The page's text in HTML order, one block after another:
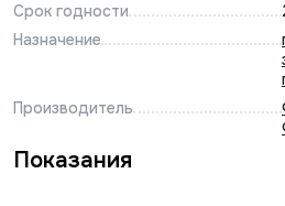
Срок годности
Назначение
Производитель
Показания